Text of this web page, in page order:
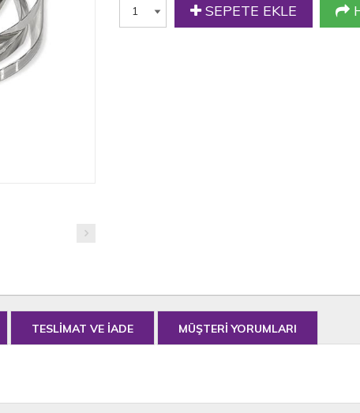
SEPETE EKLE
TESLİMAT VE İADE MÜŞTERİ YORUMLARI